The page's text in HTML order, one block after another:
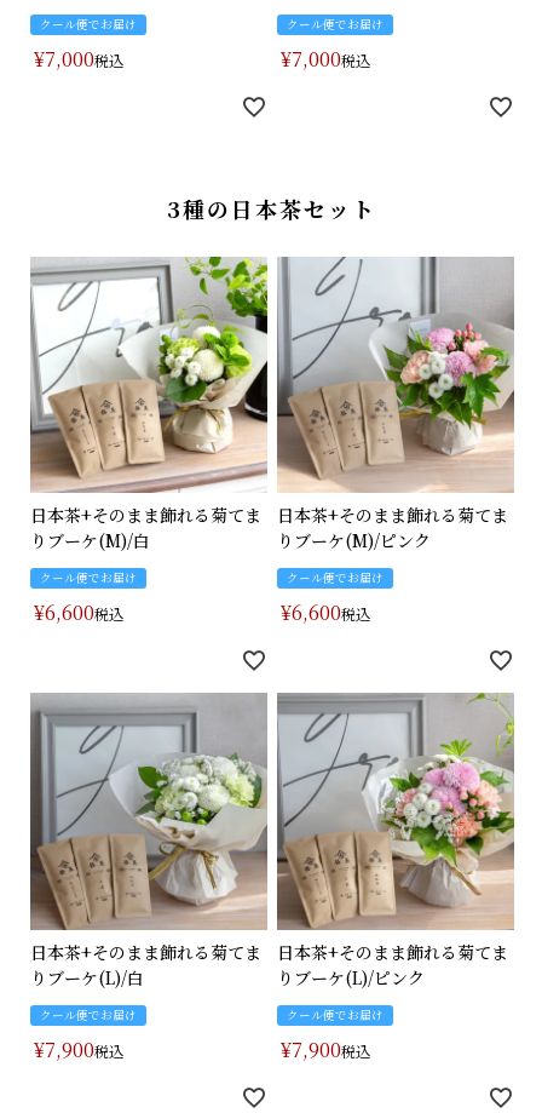
クール便でお届け
¥7,000税込
クール便でお届け
¥7,000税込
3種の日本茶セット
日本茶+そのまま飾れる菊てま
りブーケ(M)/白
クール便でお届け
¥6,600税込
日本茶+そのまま飾れる菊てま
りブーケ(M)/ピンク
クール便でお届け
¥6,600税込
日本茶+そのまま飾れる菊てま
りブーケ(L)/白
クール便でお届け
¥7,900税込
日本茶+そのまま飾れる菊てま
りブーケ(L)/ピンク
クール便でお届け
¥7,900税込